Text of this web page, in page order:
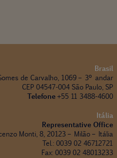
Brasil
de Carvalho, 1069 – 3º andar
CEP 04547-004 São Paulo, SP
Telefone+55 11 3488-4600
Itália
Representative Office
Monti, 8, 20123 – Milão – Itália
Tel.: 0039 02 46712721
Fax: 0039 02 48013233